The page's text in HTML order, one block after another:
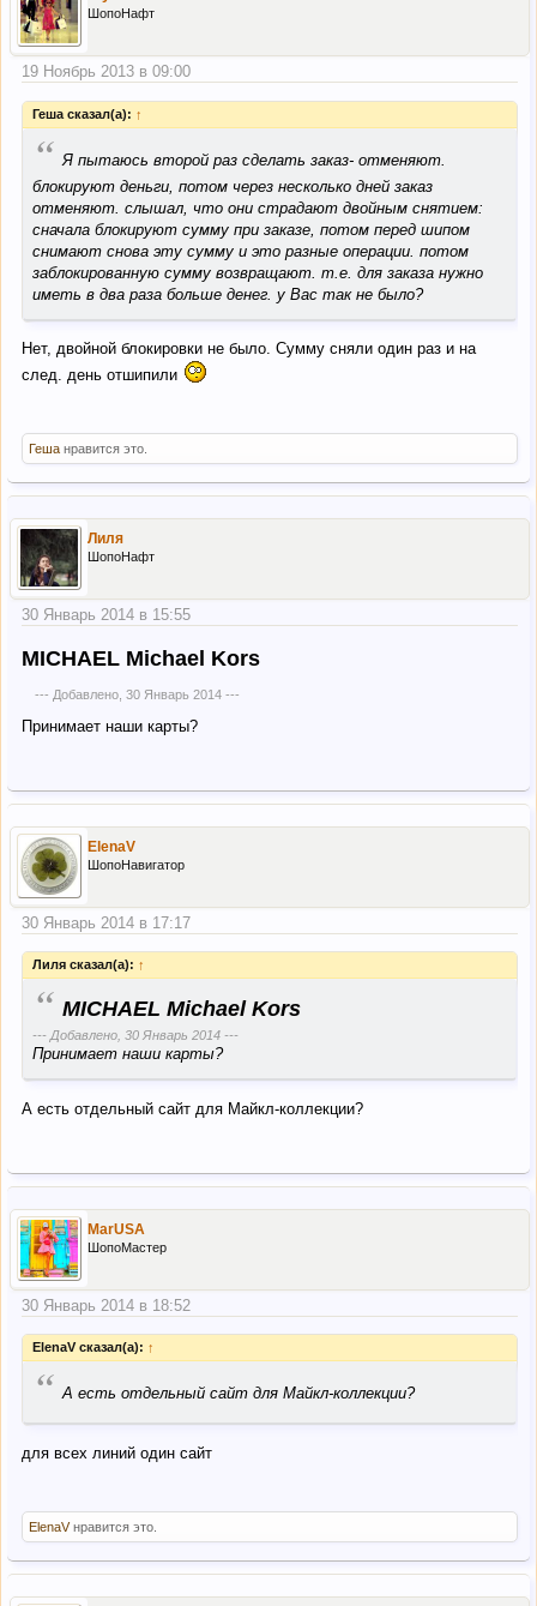
ШопоНафт
19 Ноябрь 2013 в 09:00
Геша сказал(а): ↑
“ Я пытаюсь второй раз сделать заказ- отменяют.
блокируют деньги, потом через несколько дней заказ
отменяют. слышал, что они страдают двойным снятием:
сначала блокируют сумму при заказе, потом перед шипом
снимают снова эту сумму и это разные операции. потом
заблокированную сумму возвращают. т.е. для заказа нужно
иметь в два раза больше денег. у Вас так не было?
Нет, двойной блокировки не было. Сумму сняли один раз и на
след. день отшипили
Геша нравится это.
Лиля
ШопоНафт
30 Январь 2014 в 15:55
MICHAEL Michael Kors
--- Добавлено, 30 Январь 2014---
Принимает наши карты?
ElenaV
ШопоНавигатор
30 Январь 2014 в 17:17
Лиля сказал(а): ↑
“ MICHAEL Michael Kors
--- Добавлено, 30 Январь 2014 ---
Принимает наши карты?
А есть отдельный сайт для Майкл-коллекции?
MarUSA
ШопоМастер
30 Январь 2014 в 18:52
ElenaV сказал(а): ↑
“ А есть отдельный сайт для Майкл-коллекции?
для всех линий один сайт
ElenaVнравится это.